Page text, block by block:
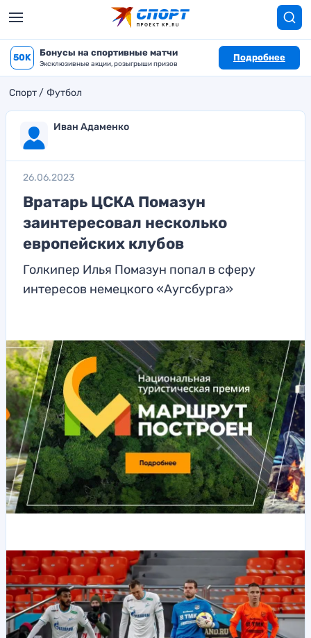
50K Бонусы на спортивные матчи
Эксклюзивные акции, розыгрыши призов
Подробнее
Спорт Футбол
Иван Адаменко
26.06.2023
Вратарь ЦСКА Помазун
заинтересовал несколько
европейских клубов
Голкипер Илья Помазун попал в сферу
интересов немецкого «Аугсбурга»